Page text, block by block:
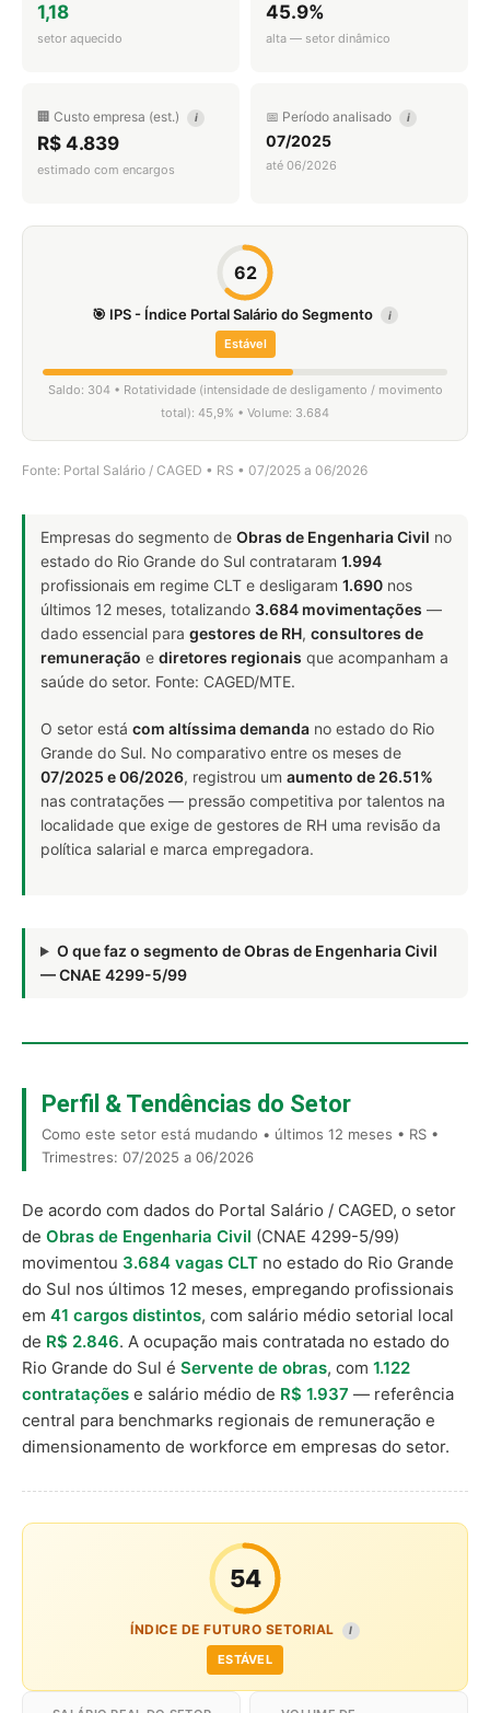
1,18
setor aquecido
45.9%
alta — setor dinâmico
🏢 Custo empresa (est.) i
R$ 4.839
estimado com encargos
📅 Período analisado i
07/2025
até 06/2026
62
🎯 IPS - Índice Portal Salário do Segmento i
Estável
Saldo: 304 • Rotatividade (intensidade de desligamento / movimento
total): 45,9% • Volume: 3.684
Fonte: Portal Salário / CAGED • RS • 07/2025 a 06/2026
Empresas do segmento de Obras de Engenharia Civil no
estado do Rio Grande do Sul contrataram 1.994
profissionais em regime CLT e desligaram 1.690 nos
últimos 12 meses, totalizando 3.684 movimentações —
dado essencial para gestores de RH, consultores de
remuneração e diretores regionais que acompanham a
saúde do setor. Fonte: CAGED/MTE.
O setor está com altíssima demanda no estado do Rio
Grande do Sul. No comparativo entre os meses de
07/2025 e 06/2026, registrou um aumento de 26.51%
nas contratações — pressão competitiva por talentos na
localidade que exige de gestores de RH uma revisão da
política salarial e marca empregadora.
O que faz o segmento de Obras de Engenharia Civil
— CNAE 4299-5/99
Perfil & Tendências do Setor
Como este setor está mudando • últimos 12 meses • RS •
Trimestres: 07/2025 a 06/2026
De acordo com dados do Portal Salário / CAGED, o setor
de Obras de Engenharia Civil (CNAE 4299-5/99)
movimentou 3.684 vagas CLT no estado do Rio Grande
do Sul nos últimos 12 meses, empregando profissionais
em 41 cargos distintos, com salário médio setorial local
de R$ 2.846. A ocupação mais contratada no estado do
Rio Grande do Sul é Servente de obras, com 1.122
contratações e salário médio de R$ 1.937 — referência
central para benchmarks regionais de remuneração e
dimensionamento de workforce em empresas do setor.
54
ÍNDICE DE FUTURO SETORIAL I
ESTÁVEL